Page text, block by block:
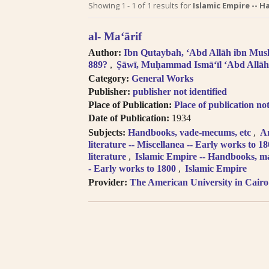
Search tips in Arabic
Searches you perform on this
descriptive information about
and Arabic, but not the full texts of
searching technologies for Arabic
to introduce full-text searching.
Books in multi-volume works
search results. In the book viewer,
titles” to read the other volumes.
Click on hyper-linked metadata
the same category.
Transliteration (for consonants)
the
LOC transliteration system.
Pronunciation follows Modern
Diacritical vowels are
Showing 1 - 1 of 1 results for Islamic Empire --
al- Maʻārif
Author: Ibn Qutaybah, ʻAbd Allāh ibn
889?
Ṣāwī, Muḥammad Ismāʻīl ʻAbd
Category: General Works
Publisher: publisher not identified
Place of Publication: Place of publication
Date of Publication: 1934
Subjects: Handbooks, vade-mecums, etc
literature -- Miscellanea -- Early works to
literature
Islamic Empire -- Handbooks,
- Early works to 1800
Islamic Empire
Provider: The American University in Cairo